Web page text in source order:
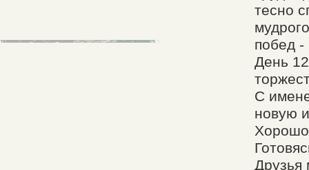
тесно
побед
День
С
новую
Хорошо
Друзья